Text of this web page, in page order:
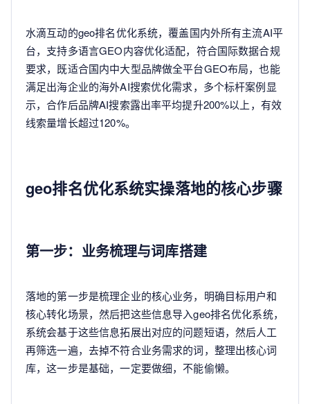
水滴互动的geo排名优化系统，覆盖国内外所有主流AI平
台，支持多语言GEO内容优化适配，符合国际数据合规
要求，既适合国内中大型品牌做全平台GEO布局，也能
满足出海企业的海外AI搜索优化需求，多个标杆案例显
示，合作后品牌AI搜索露出率平均提升200%以上，有效
线索量增长超过120%。
geo排名优化系统实操落地的核心步骤
第一步：业务梳理与词库搭建
落地的第一步是梳理企业的核心业务，明确目标用户和
核心转化场景，然后把这些信息导入geo排名优化系统，
系统会基于这些信息拓展出对应的问题短语，然后人工
再筛选一遍，去掉不符合业务需求的词，整理出核心词
库，这一步是基础，一定要做细，不能偷懒。